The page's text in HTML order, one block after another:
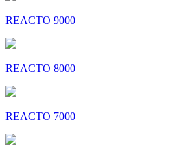
REACTO 9000
REACTO 8000
REACTO 7000